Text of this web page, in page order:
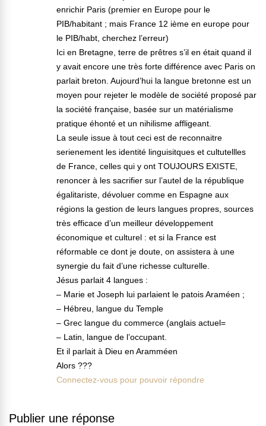
enrichir Paris (premier en Europe pour le
PIB/habitant ; mais France 12 ième en europe pour
le PIB/habt, cherchez l’erreur)
Ici en Bretagne, terre de prêtres s’il en était quand il
y avait encore une très forte différence avec Paris on
parlait breton. Aujourd’hui la langue bretonne est un
moyen pour rejeter le modèle de société proposé par
la société française, basée sur un matérialisme
pratique éhonté et un nihilisme affligeant.
La seule issue à tout ceci est de reconnaitre
serienement les identité linguisitques et cultutellles
de France, celles qui y ont TOUJOURS EXISTE,
renoncer à les sacrifier sur l’autel de la république
égalitariste, dévoluer comme en Espagne aux
régions la gestion de leurs langues propres, sources
très efficace d’un meilleur développement
économique et culturel : et si la France est
réformable ce dont je doute, on assistera à une
synergie du fait d’une richesse culturelle.
Jésus parlait 4 langues :
– Marie et Joseph lui parlaient le patois Araméen ;
– Hébreu, langue du Temple
– Grec langue du commerce (anglais actuel=
– Latin, langue de l’occupant.
Et il parlait à Dieu en Aramméen
Alors ???
Connectez-vous pour pouvoir répondre
Publier une réponse